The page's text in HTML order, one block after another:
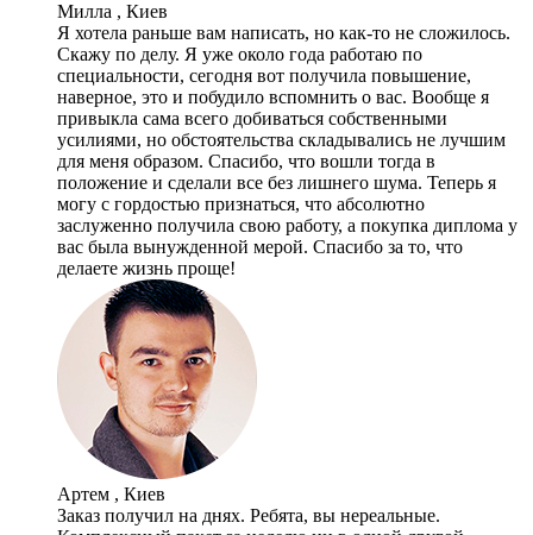
Милла , Киев
Я хотела раньше вам написать, но как-то не сложилось.
Скажу по делу. Я уже около года работаю по
специальности, сегодня вот получила повышение,
наверное, это и побудило вспомнить о вас. Вообще я
привыкла сама всего добиваться собственными
усилиями, но обстоятельства складывались не лучшим
для меня образом. Спасибо, что вошли тогда в
положение и сделали все без лишнего шума. Теперь я
могу с гордостью признаться, что абсолютно
заслуженно получила свою работу, а покупка диплома у
вас была вынужденной мерой. Спасибо за то, что
делаете жизнь проще!
Артем , Киев
Заказ получил на днях. Ребята, вы нереальные.